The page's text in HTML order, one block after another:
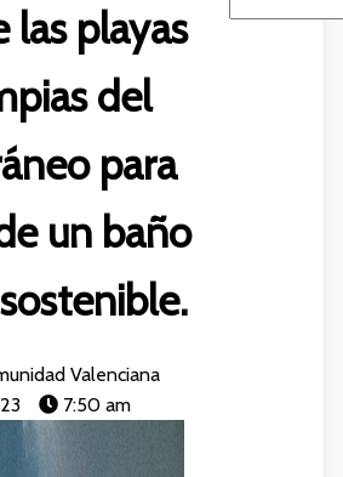
las playas
del
para
un baño
Valenciana
7:50 am